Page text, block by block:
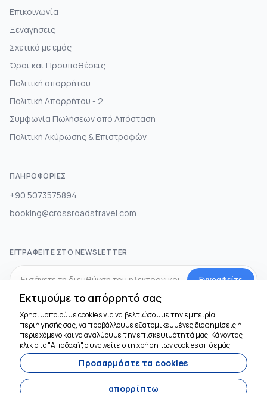
Επικοινωνία
Ξεναγήσεις
Σχετικά με εμάς
Όροι και Προϋποθέσεις
Πολιτική απορρήτου
Πολιτική Απορρήτου - 2
Συμφωνία Πωλήσεων από Απόσταση
Πολιτική Ακύρωσης & Επιστροφών
ΠΛΗΡΟΦΟΡΊΕΣ
+90 5073575894
booking@crossroadstravel.com
ΕΓΓΡΑΦΕΊΤΕ ΣΤΟ NEWSLETTER
Εγγραφείτε
ΜΕΣΑ ΚΟΙΝΩΝΙΚΗΣ ΔΙΚΤΥΩΣΗΣ
Εκτιμούμε το απόρρητό σας
Χρησιμοποιούμε cookies για να βελτιώσουμε την εμπειρία
περιήγησής σας, να προβάλλουμε εξατομικευμένες διαφημίσεις ή
περιεχόμενο και να αναλύουμε την επισκεψιμότητά μας. Κάνοντας
κλικ στο "Αποδοχή", συναινείτε στη χρήση των cookies από εμάς.
Προσαρμόστε τα cookies
απορρίπτω